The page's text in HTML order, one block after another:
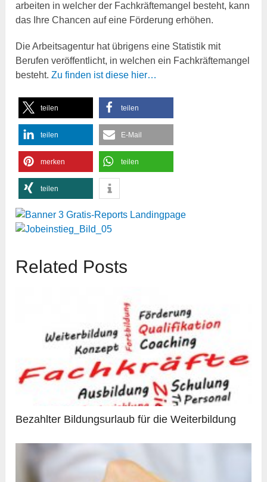
arbeiten in welcher der Fachkräftemangel besteht, kann
das Ihre Chancen auf eine Förderung erhöhen.
Die Arbeitsagentur hat übrigens eine Statistik mit
Berufen veröffentlicht, in welchen ein Fachkräftemangel
besteht.Zu finden ist diese hier…
teilen teilen
teilen E-Mail
merken teilen
teilen
Related Posts
Bezahlter Bildungsurlaub für die Weiterbildung